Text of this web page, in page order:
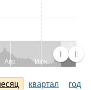
Апр Июн
квартал год